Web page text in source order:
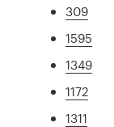
309
1595
1349
1172
1311